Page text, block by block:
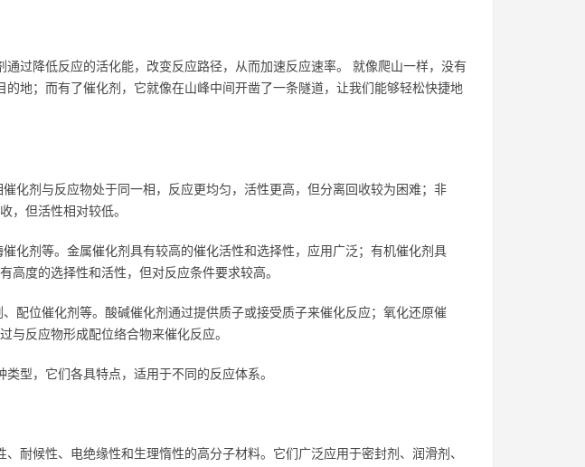
过降低反应的活化能，改变反应路径，从而加速反应速率。 就像爬山一样，没有
地；而有了催化剂，它就像在山峰中间开凿了一条隧道，让我们能够轻松快捷地
化剂与反应物处于同一相，反应更均匀，活性更高，但分离回收较为困难；非
，但活性相对较低。
化剂等。金属催化剂具有较高的催化活性和选择性，应用广泛；有机催化剂具
高度的选择性和活性，但对反应条件要求较高。
配位催化剂等。酸碱催化剂通过提供质子或接受质子来催化反应；氧化还原催
与反应物形成配位络合物来催化反应。
型，它们各具特点，适用于不同的反应体系。
耐候性、电绝缘性和生理惰性的高分子材料。它们广泛应用于密封剂、润滑剂、